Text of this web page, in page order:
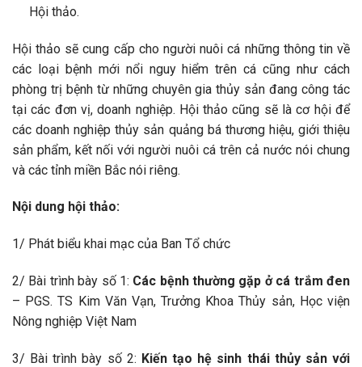
Hội thảo.
Hội thảo sẽ cung cấp cho người nuôi cá những thông tin về
các loại bệnh mới nổi nguy hiểm trên cá cũng như cách
phòng trị bệnh từ những chuyên gia thủy sản đang công tác
tại các đơn vị, doanh nghiệp. Hội thảo cũng sẽ là cơ hội để
các doanh nghiệp thủy sản quảng bá thương hiệu, giới thiệu
sản phẩm, kết nối với người nuôi cá trên cả nước nói chung
và các tỉnh miền Bắc nói riêng.
Nội dung hội thảo:
1/ Phát biểu khai mạc của Ban Tổ chức
2/ Bài trình bày số 1: Các bệnh thường gặp ở cá trắm đen
– PGS. TS Kim Văn Vạn, Trưởng Khoa Thủy sản, Học viện
Nông nghiệp Việt Nam
3/ Bài trình bày số 2: Kiến tạo hệ sinh thái thủy sản với